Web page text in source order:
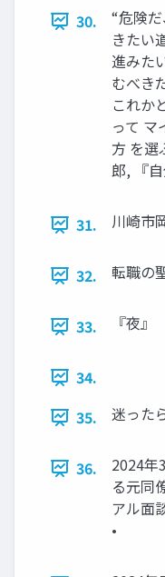
30.
“危険
きたい
進みた
むべき
これか
って マ
方 を選
郎, 『
31. 川崎市
32. 転職の
33. 『夜』
34.
35.
迷った
36.
2024年
る元同
アル面
•